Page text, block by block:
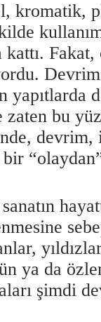
kromatik,
yapıtlarda
bu
devrim,
bir
ya da
şimdi